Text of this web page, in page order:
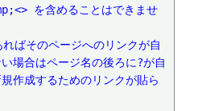
を含めることはできませ
ばそのページへのリンクが自
場合はページ名の後ろに?が自
作成するためのリンクが貼ら